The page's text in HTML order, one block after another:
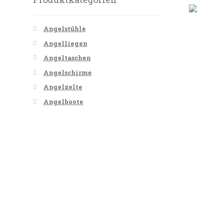
Angelstühle
Angelliegen
Angeltaschen
Angelschirme
Angelzelte
Angelboote